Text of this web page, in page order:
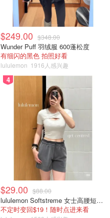
$249.00 $348.00
Wunder Puff 羽绒服 600蓬松度
有细闪的黑色 拍照好看
lululemon 1916人感兴趣
4
$29.00 $88.00
lululemon Softstreme 女士高腰短裤 10cm
不定时变回$19！随时点进来看